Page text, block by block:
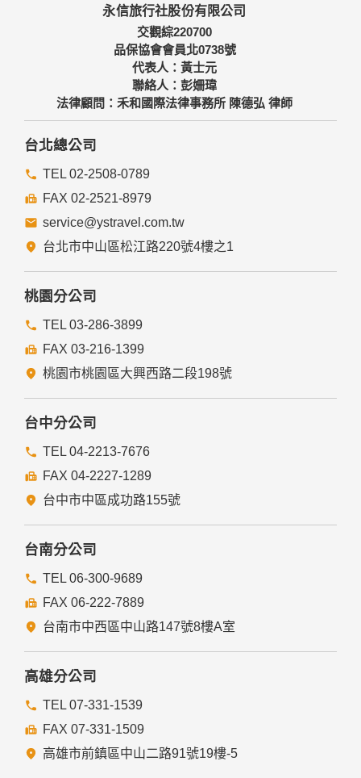
永信旅行社股份有限公司
交觀綜220700
品保協會會員北0738號
代表人：黃士元
聯絡人：彭姍瑋
法律顧問：禾和國際法律事務所 陳德弘 律師
台北總公司
TEL 02-2508-0789
FAX 02-2521-8979
service@ystravel.com.tw
台北市中山區松江路220號4樓之1
桃園分公司
TEL 03-286-3899
FAX 03-216-1399
桃園市桃園區大興西路二段198號
台中分公司
TEL 04-2213-7676
FAX 04-2227-1289
台中市中區成功路155號
台南分公司
TEL 06-300-9689
FAX 06-222-7889
台南市中西區中山路147號8樓A室
高雄分公司
TEL 07-331-1539
FAX 07-331-1509
高雄市前鎮區中山二路91號19樓-5